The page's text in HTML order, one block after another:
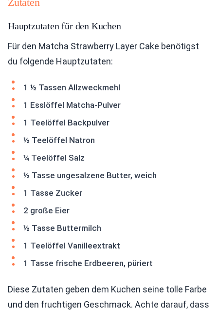
Hauptzutaten für den Kuchen
Für den Matcha Strawberry Layer Cake benötigst
du folgende Hauptzutaten:
1 ½ Tassen Allzweckmehl
1 Esslöffel Matcha-Pulver
1 Teelöffel Backpulver
½ Teelöffel Natron
¼ Teelöffel Salz
½ Tasse ungesalzene Butter, weich
1 Tasse Zucker
2 große Eier
½ Tasse Buttermilch
1 Teelöffel Vanilleextrakt
1 Tasse frische Erdbeeren, püriert
Diese Zutaten geben dem Kuchen seine tolle Farbe
und den fruchtigen Geschmack. Achte darauf, dass